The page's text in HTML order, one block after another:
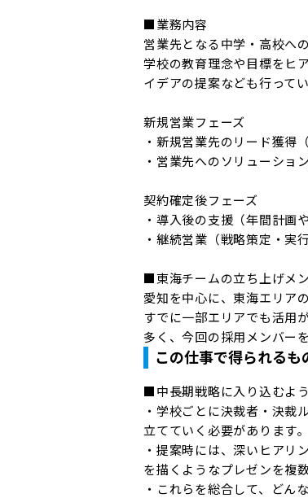
■業務内容
営業先となる中学・高校へ
学校の教育理念や目標をヒ
イデアの提案なども行って
新規営業フェーズ
・新規営業先のリード獲得
・営業先へのソリューショ
契約確定後フェーズ
・導入後の支援（年間計画
・継続営業（戦略策定・実行
■東海チームの立ち上げメ
愛知を中心に、東海エリア
すでに一部エリアでも活用
多く、今回の採用メンバー
この仕事で得られるも
■中長期戦略に入り込むよ
・学校ごとに決裁者・決裁
立てていく必要があります。
・提案時には、深いヒアリ
を描くようなプレゼンを複
・これらを総合して、どん